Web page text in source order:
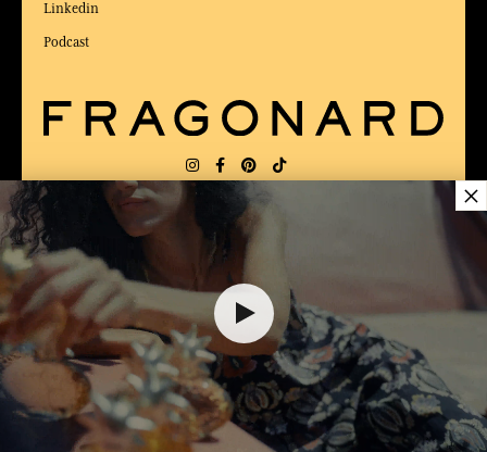
$ 49.00 $ 70.00
1
DEM WARENKORB HINZUFÜGEN
Linkedin
Podcast
LIEFERUNG: US
ZUM BESTEN ONLINE-COMMERCE-SITE
2025 vom Magazin Capital gewählt
×